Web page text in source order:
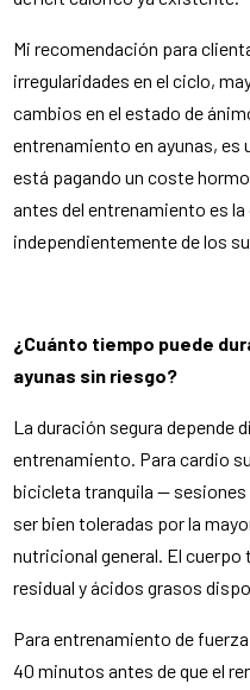
Mi recomendación para
irregularidades en el ciclo,
cambios en el estado de
entrenamiento en ayunas, es
está pagando un coste
antes del entrenamiento es
independientemente de los
¿Cuánto tiempo puede
ayunas sin riesgo?
La duración segura depende
entrenamiento. Para cardio
bicicleta tranquila —
ser bien toleradas por la
nutricional general. El
residual y ácidos grasos
Para entrenamiento de
40 minutos antes de que el